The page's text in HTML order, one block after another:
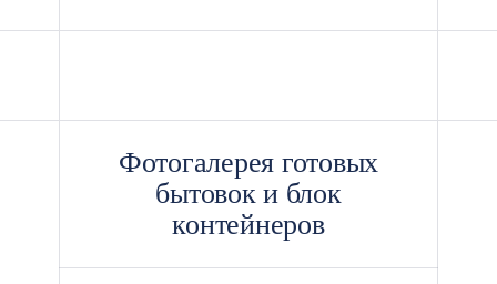
Фотогалерея готовых
бытовок и блок
контейнеров